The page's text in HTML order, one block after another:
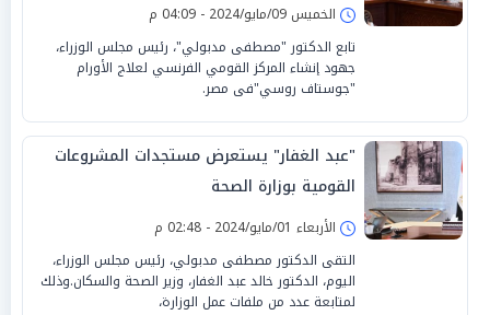
الخميس 09/مايو/2024 - 04:09 م
تابع الدكتور "مصطفى مدبولي"، رئيس مجلس الوزراء،
جهود إنشاء المركز القومي الفرنسي لعلاج الأورام
"جوستاف روسي"فى مصر.
"عبد الغفار" يستعرض مستجدات المشروعات
القومية بوزارة الصحة
الأربعاء 01/مايو/2024 - 02:48 م
التقى الدكتور مصطفى مدبولي، رئيس مجلس الوزراء،
اليوم، الدكتور خالد عبد الغفار، وزير الصحة والسكان.وذلك
لمتابعة عدد من ملفات عمل الوزارة،